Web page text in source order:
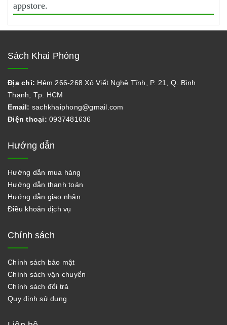
appstore.
Sách Khai Phóng
Địa chỉ: Hẻm 266-268 Xô Viết Nghệ Tĩnh, P. 21, Q. Bình
Thạnh, Tp. HCM
Email: sachkhaiphong@gmail.com
Điện thoại: 0937481636
Hướng dẫn
Hướng dẫn mua hàng
Hướng dẫn thanh toán
Hướng dẫn giao nhận
Điều khoản dịch vụ
Chính sách
Chính sách bảo mật
Chính sách vận chuyển
Chính sách đổi trả
Quy định sử dụng